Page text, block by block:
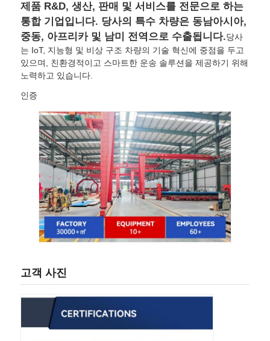
제품 R&D, 생산, 판매 및 서비스를 전문으로 하는
통합 기업입니다. 당사의 특수 차량은 동남아시아,
중동, 아프리카 및 남미 전역으로 수출됩니다.당사
는 IoT, 지능형 및 비상 구조 차량의 기술 혁신에 중점을 두고
있으며, 친환경적이고 스마트한 운송 솔루션을 제공하기 위해
노력하고 있습니다.
인증
고객 사진